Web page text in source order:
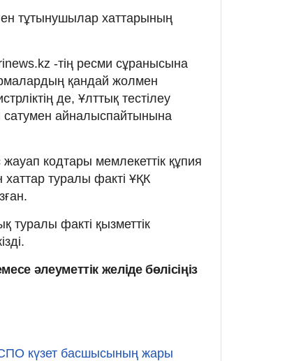
тұтынушылар хаттарының
-тің ресми сұранысына
қандай жолмен
де, Ұлттық тестілеу
айналыспайтынына
кодтары мемлекеттік құпия
туралы факті ҰҚК
туралы факті қызметтік
әлеуметтік желіде бөлісіңіз
күзет басшысының жары